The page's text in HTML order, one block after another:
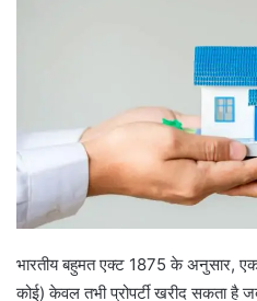
भारतीय बहुमत एक्ट 1875 के अनुसार,
कोई) केवल तभी प्रोपर्टी खरीद सकता